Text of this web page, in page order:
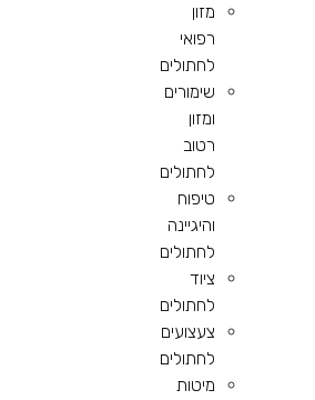
מזון
רפואי
לחתולים
שימורים
ומזון
רטוב
לחתולים
טיפוח
והיגיינה
לחתולים
ציוד
לחתולים
צעצועים
לחתולים
מיטות